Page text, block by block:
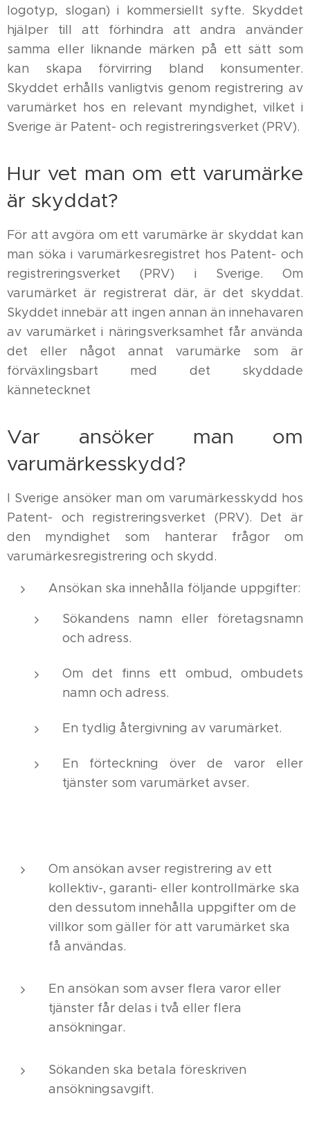
logotyp, slogan) i kommersiellt syfte. Skyddet
hjälper till att förhindra att andra använder
samma eller liknande märken på ett sätt som
kan skapa förvirring bland konsumenter.
Skyddet erhålls vanligtvis genom registrering av
varumärket hos en relevant myndighet, vilket i
Sverige är Patent- och registreringsverket (PRV).
Hur vet man om ett varumärke
är skyddat?
För att avgöra om ett varumärke är skyddat kan
man söka i varumärkesregistret hos Patent- och
registreringsverket (PRV) i Sverige. Om
varumärket är registrerat där, är det skyddat.
Skyddet innebär att ingen annan än innehavaren
av varumärket i näringsverksamhet får använda
det eller något annat varumärke som är
förväxlingsbart med det skyddade
kännetecknet
Var ansöker man om
varumärkesskydd?
I Sverige ansöker man om varumärkesskydd hos
Patent- och registreringsverket (PRV). Det är
den myndighet som hanterar frågor om
varumärkesregistrering och skydd.
Ansökan ska innehålla följande uppgifter:
Sökandens namn eller företagsnamn
och adress.
Om det finns ett ombud, ombudets
namn och adress.
En tydlig återgivning av varumärket.
En förteckning över de varor eller
tjänster som varumärket avser.
Om ansökan avser registrering av ett
kollektiv-, garanti- eller kontrollmärke ska
den dessutom innehålla uppgifter om de
villkor som gäller för att varumärket ska
få användas.
En ansökan som avser flera varor eller
tjänster får delas i två eller flera
ansökningar.
Sökanden ska betala föreskriven
ansökningsavgift.